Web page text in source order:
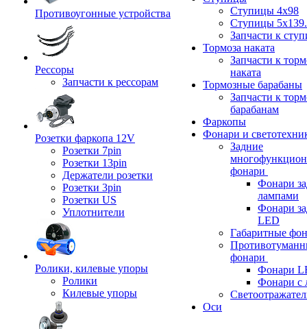
Противоугонные устройства
Рессоры
Запчасти к рессорам
Розетки фаркопа 12V
Розетки 7pin
Розетки 13pin
Держатели розетки
Розетки 3pin
Розетки US
Уплотнители
Ролики, килевые упоры
Ролики
Килевые упоры
Ступицы 4x98
Ступицы
Запчасти к
Тормоза наката
Запчасти к
наката
Тормозные барабаны
Запчасти к
барабанам
Фаркопы
Фонари и
Задние
фонари
Фонари
лампами
Фонари
LED
Габаритные
фонари
Фонари
Фонари с
Оси